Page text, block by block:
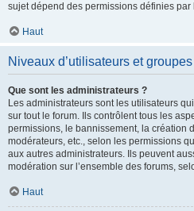
sujet dépend des permissions définies par
Haut
Niveaux d’utilisateurs et groupes
Que sont les administrateurs ?
Les administrateurs sont les utilisateurs
sur tout le forum. Ils contrôlent tous les
permissions, le bannissement, la création
modérateurs, etc., selon les permissions
aux autres administrateurs. Ils peuvent
modération sur l’ensemble des forums,
Haut